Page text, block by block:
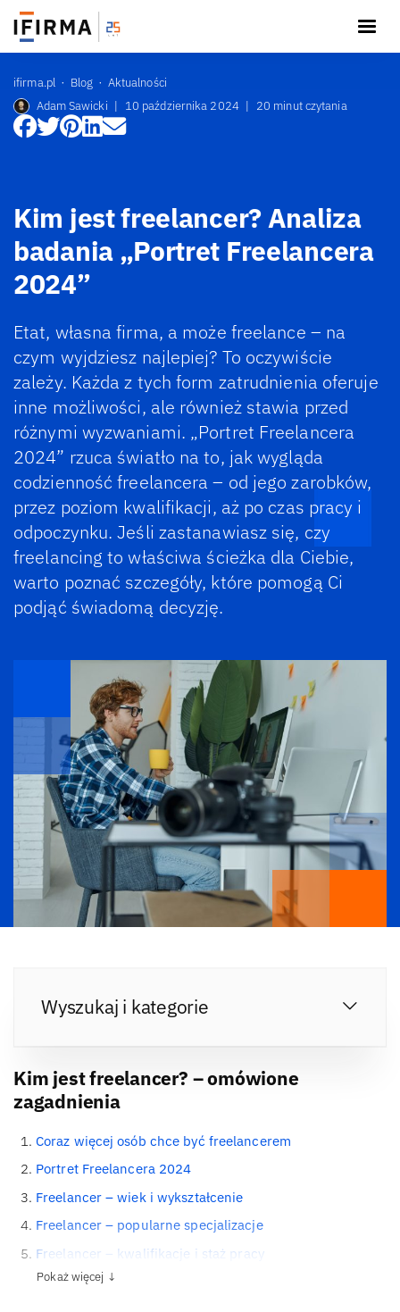
ifirma.pl Blog
Aktualności
Adam Sawicki | 10 października 2024 | 20 minut czytania
Kim jest freelancer? Analiza
badania „Portret Freelancera
2024”
Etat, własna firma, a może freelance – na
czym wyjdziesz najlepiej? To oczywiście
zależy. Każda z tych form zatrudnienia oferuje
inne możliwości, ale również stawia przed
różnymi wyzwaniami. „Portret Freelancera
2024” rzuca światło na to, jak wygląda
codzienność freelancera – od jego zarobków,
przez poziom kwalifikacji, aż po czas pracy i
odpoczynku. Jeśli zastanawiasz się, czy
freelancing to właściwa ścieżka dla Ciebie,
warto poznać szczegóły, które pomogą Ci
podjąć świadomą decyzję.
Wyszukaj i kategorie
Kim jest freelancer? – omówione
zagadnienia
Coraz więcej osób chce być freelancerem
Portret Freelancera 2024
Freelancer – wiek i wykształcenie
Freelancer – popularne specjalizacje
Freelancer – kwalifikacje i staż pracy
Pokaż więcej ↓